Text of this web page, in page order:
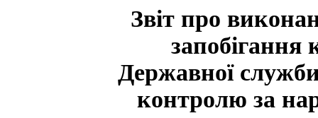
Звіт про
запобігання
Державної служби
контролю за